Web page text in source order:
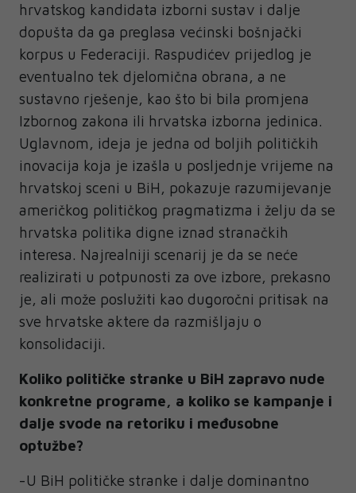
hrvatskog kandidata izborni sustav i dalje
dopušta da ga preglasa većinski bošnjački
korpus u Federaciji. Raspudićev prijedlog je
eventualno tek djelomična obrana, a ne
sustavno rješenje, kao što bi bila promjena
Izbornog zakona ili hrvatska izborna jedinica.
Uglavnom, ideja je jedna od boljih političkih
inovacija koja je izašla u posljednje vrijeme na
hrvatskoj sceni u BiH, pokazuje razumijevanje
američkog političkog pragmatizma i želju da se
hrvatska politika digne iznad stranačkih
interesa. Najrealniji scenarij je da se neće
realizirati u potpunosti za ove izbore, prekasno
je, ali može poslužiti kao dugoročni pritisak na
sve hrvatske aktere da razmišljaju o
konsolidaciji.
Koliko političke stranke u BiH zapravo nude
konkretne programe, a koliko se kampanje i
dalje svode na retoriku i međusobne
optužbe?
-U BiH političke stranke i dalje dominantno